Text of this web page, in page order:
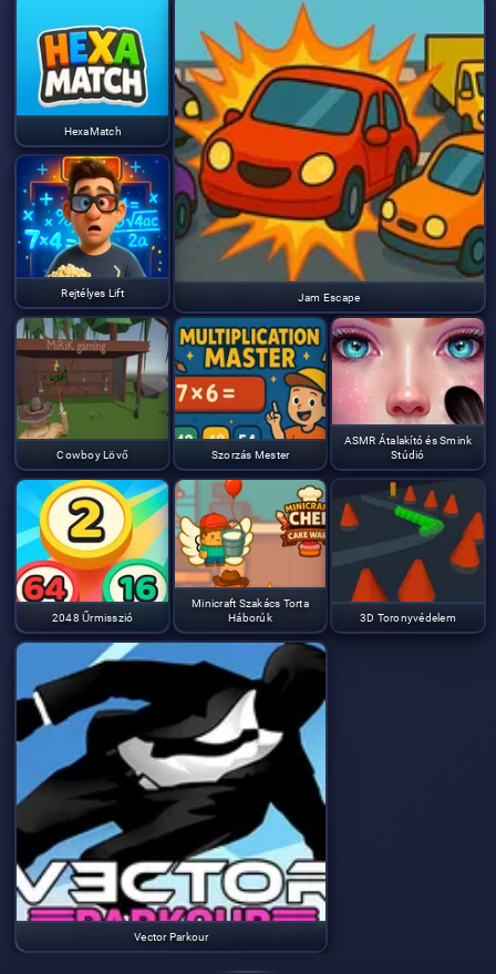
HexaMatch
Jam Escape
Rejtélyes Lift
Cowboy Lövő Szorzás Mester
ASMR Átalakító és Smink
Stúdió
2048 Űrmisszió
Minicraft Szakács Torta
Háborúk
3D Toronyvédelem
Vector Parkour